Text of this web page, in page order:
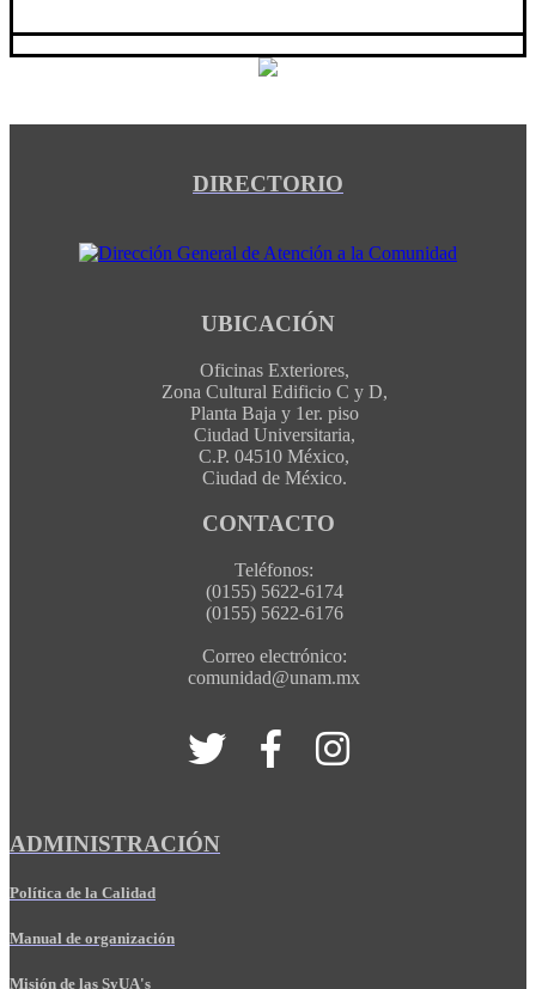
DIRECTORIO
UBICACIÓN
Oficinas Exteriores,
Zona Cultural Edificio C y D,
Planta Baja y 1er. piso
Ciudad Universitaria,
C.P. 04510 México,
Ciudad de México.
CONTACTO
Teléfonos:
(0155) 5622-6174
(0155) 5622-6176
Correo electrónico:
comunidad@unam.mx
ADMINISTRACIÓN
Política de la Calidad
Manual de organización
Misión de las SyUA's